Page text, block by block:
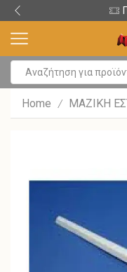
Home / ΜΑΖΙΚΗ